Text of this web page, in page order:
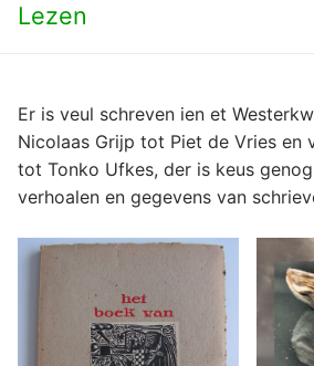
Lezen
Er is veul schreven ien et
Nicolaas Grijp tot Piet de Vries en
tot Tonko Ufkes, der is keus
verhoalen en gegevens van